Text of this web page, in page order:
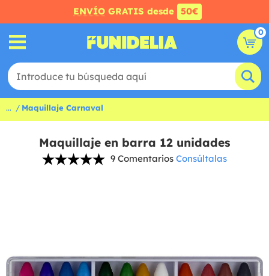
ENVÍO GRATIS desde 50€
0
... Maquillaje Carnaval
Maquillaje en barra 12 unidades
9 Comentarios Consúltalas